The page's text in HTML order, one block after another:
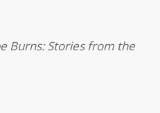
Burns: Stories from the